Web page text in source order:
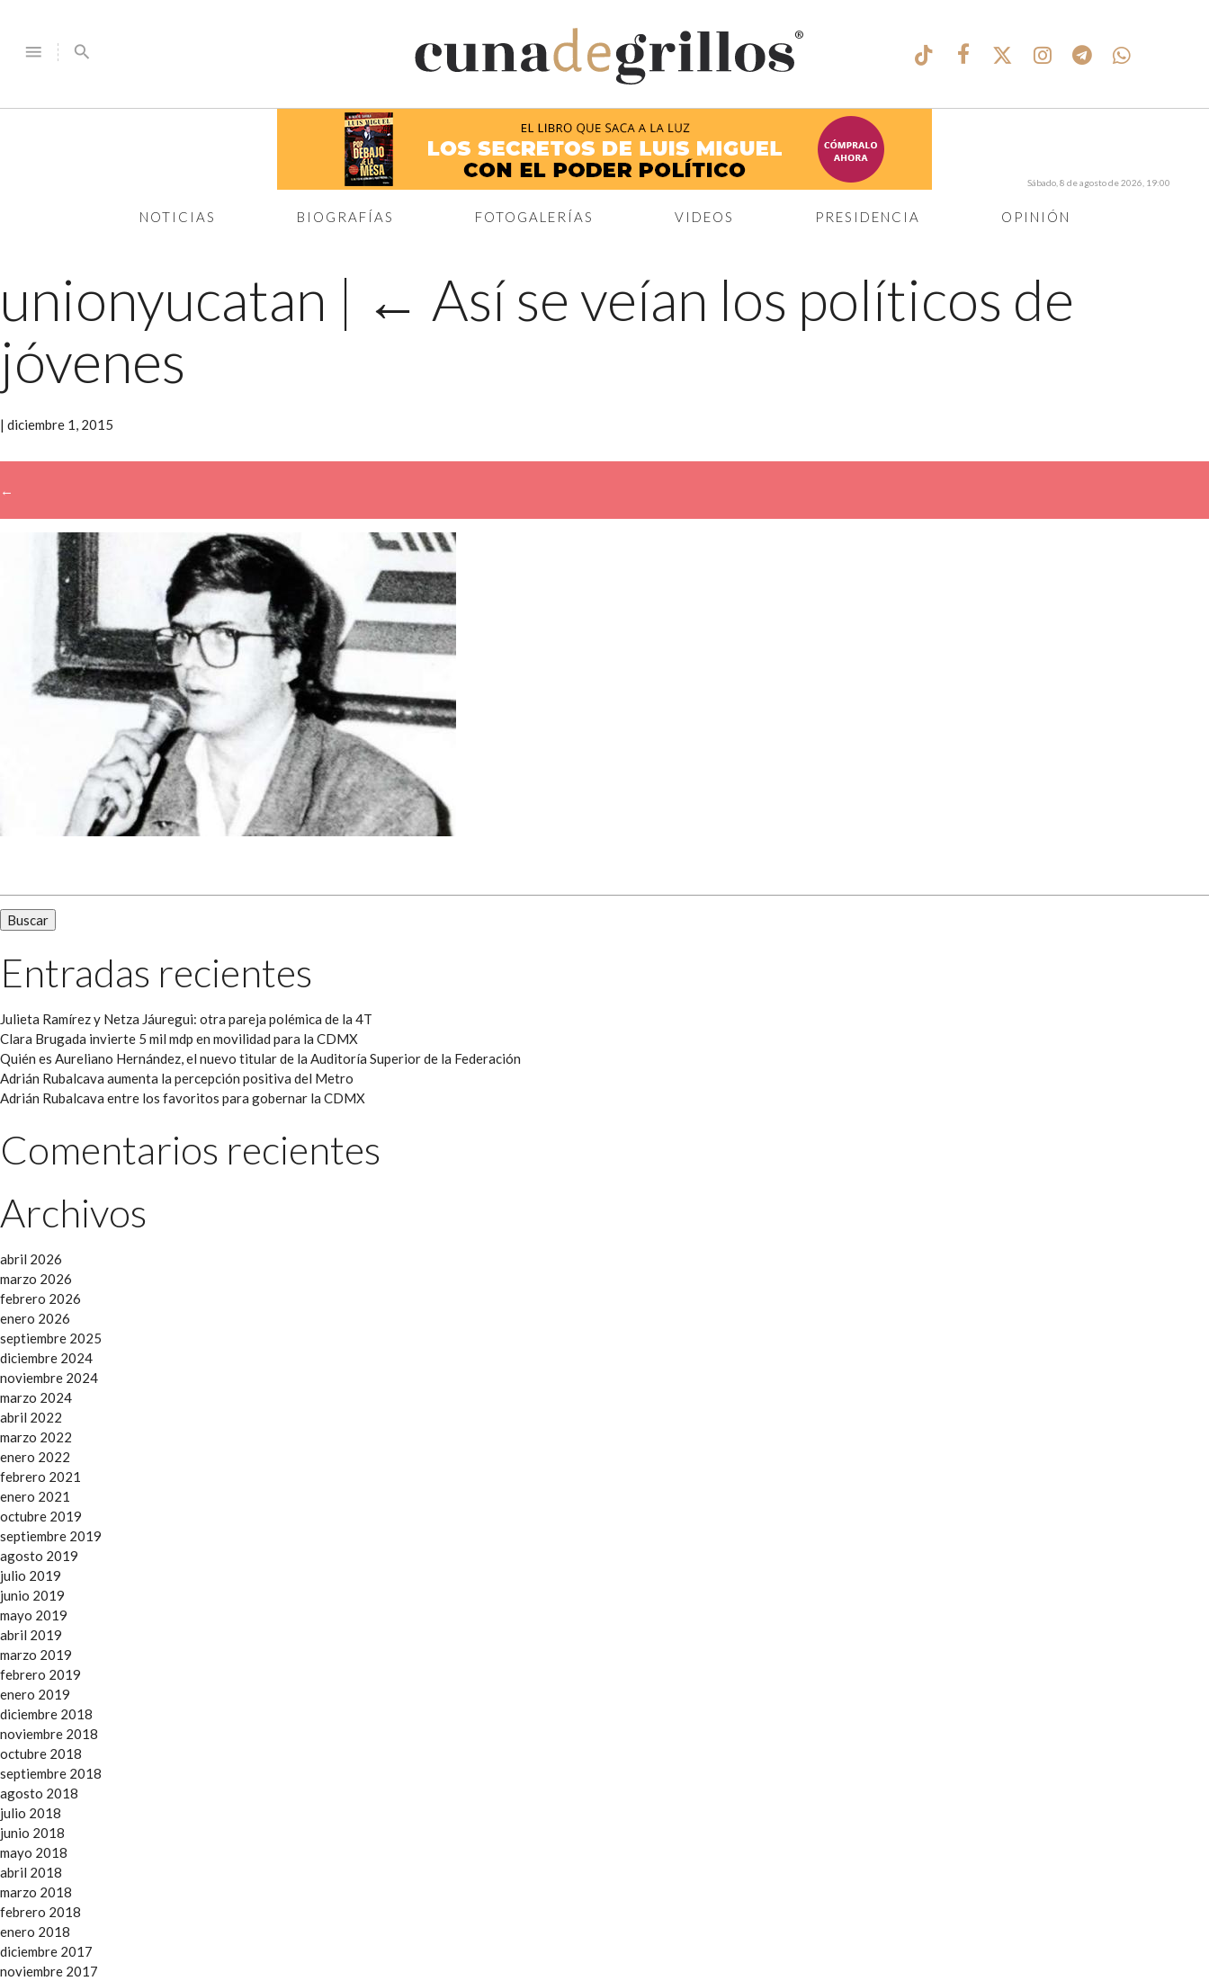
menu search
®
NOTICIAS BIOGRAFÍAS FOTOGALERÍAS VIDEOS PRESIDENCIA OPINIÓN
Sábado, 8 de agosto de 2026, 19:00
unionyucatan | ← Así se veían los políticos de
jóvenes
| diciembre 1, 2015
←
Entradas recientes
Julieta Ramírez y Netza Jáuregui: otra pareja polémica de la 4T
Clara Brugada invierte 5 mil mdp en movilidad para la CDMX
Quién es Aureliano Hernández, el nuevo titular de la Auditoría Superior de la Federación
Adrián Rubalcava aumenta la percepción positiva del Metro
Adrián Rubalcava entre los favoritos para gobernar la CDMX
Comentarios recientes
Archivos
abril 2026
marzo 2026
febrero 2026
enero 2026
septiembre 2025
diciembre 2024
noviembre 2024
marzo 2024
abril 2022
marzo 2022
enero 2022
febrero 2021
enero 2021
octubre 2019
septiembre 2019
agosto 2019
julio 2019
junio 2019
mayo 2019
abril 2019
marzo 2019
febrero 2019
enero 2019
diciembre 2018
noviembre 2018
octubre 2018
septiembre 2018
agosto 2018
julio 2018
junio 2018
mayo 2018
abril 2018
marzo 2018
febrero 2018
enero 2018
diciembre 2017
noviembre 2017